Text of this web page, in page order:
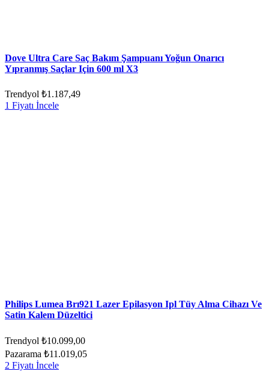
Dove Ultra Care Saç Bakım Şampuanı Yoğun Onarıcı
Yıpranmış Saçlar Için 600 ml X3
Trendyol ₺1.187,49
1 Fiyatı İncele
Philips Lumea Brı921 Lazer Epilasyon Ipl Tüy Alma Cihazı Ve
Satin Kalem Düzeltici
Trendyol ₺10.099,00
Pazarama ₺11.019,05
2 Fiyatı İncele